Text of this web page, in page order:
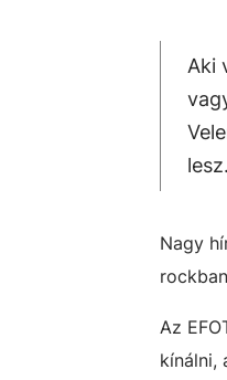
Aki
lesz.
Nagy
Az
kínálni,